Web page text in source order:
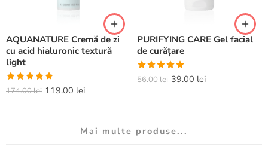
AQUANATURE Cremă de zi
cu acid hialuronic textură
light
Evaluat la
174.00lei 119.00 lei
PURIFYING CARE Gel facial
de curățare
Evaluat la
56.00lei 39.00 lei
Mai multe produse...